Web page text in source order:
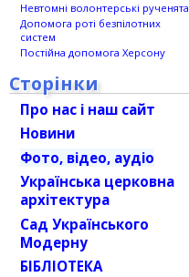
Невтомні волонтерські рученята
Допомога роті безпілотних
систем
Постійна допомога Херсону
Сторінки
Про нас і наш сайт
Новини
Фото, відео, аудіо
Українська церковна
архітектура
Сад Українського
Модерну
БІБЛІОТЕКА